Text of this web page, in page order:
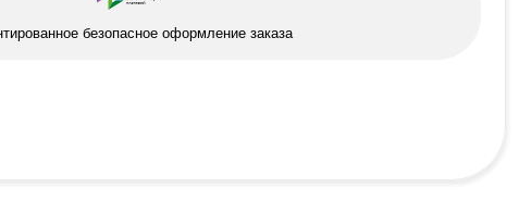
безопасное оформление заказа